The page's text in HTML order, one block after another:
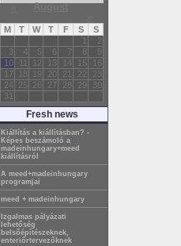
« August
M T W T F S
S
1
2
3
4 5 6 7 8
9
10
11 12 13 14 15
16
17
18 19 20 21 22
23
24
25 26 27 28 29
30
31
Fresh news
Kiállítás a kiállításban? -
Képes beszámoló a
madeinhungary+meed
kiállításról
A meed+madeinhungary
programjai
meed + madeinhungary
Izgalmas pályázati
lehetőség
belsőépítészeknek,
enteriőrtervezőknek